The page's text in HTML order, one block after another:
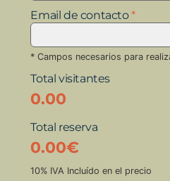
Email de contacto*
* Campos necesarios para
Total visitantes
0.00
Total reserva
0.00€
10% IVA Incluído en el precio